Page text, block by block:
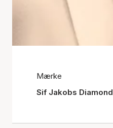
Mærke
Sif Jakobs Diamond